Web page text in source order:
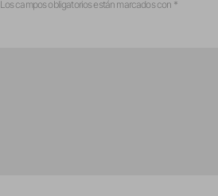
Los campos obligatorios están marcados con *